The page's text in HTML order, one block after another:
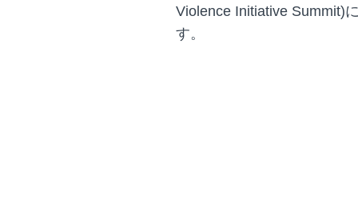
Violence Initiative Summit)
す。